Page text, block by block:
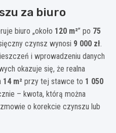
za biuro
biuro „około 120 m²” po 75
czynsz wynosi 9 000 zł.
i wprowadzeniu danych
okazuje się, że realna
14 m² przy tej stawce to 1 050
– kwota, którą można
o korekcie czynszu lub